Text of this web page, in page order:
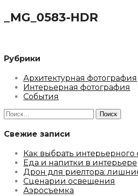
_MG_0583-HDR
Рубрики
Архитектурная фотография
Интерьерная фотография
События
Найти:
Свежие записи
Как выбрать интерьерного
Еда и напитки в интерьере
Дрон для риелтора:
Сценарии освещения
Аэросъемка